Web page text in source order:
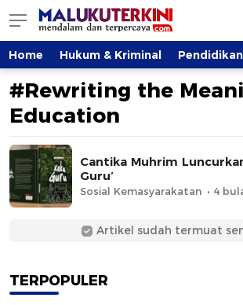
MalukuTerkini.com
Terkini, Mendalam dan Terpercaya
Home Hukum & Kriminal Pendidikan
#Rewriting the
Education
Cantika Muhrim
Guru’
Sosial Kemasyarakatan 4
Artikel sudah termuat
TERPOPULER